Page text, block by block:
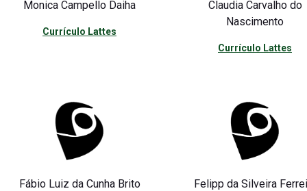
Monica Campello Daiha
Currículo Lattes
Claudia Carvalho do
Nascimento
Currículo Lattes
Fábio Luiz da Cunha Brito Felipp da Silveira